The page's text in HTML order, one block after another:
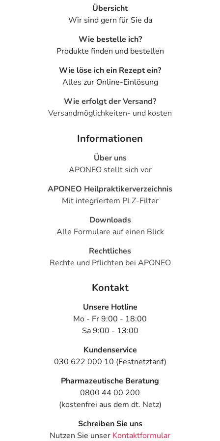
- Infektionen im Magen-Darm-Trakt
- Mundtrockenheit
- Missempfindungen
- Schlaflosigkeit
- Entzündungsreaktionen der Haut
- Wassereinlagerungen (Ödeme), vor allem an den
Beinen oder Armen
- Gutartige Geschwulst der Magenschleimhaut
- Frakturen des Handgelenks
- Drehschwindel
Bemerken Sie eine Befindlichkeitsstörung oder
an Ihren Arzt oder Apotheker.
Für die Information an dieser Stelle werden vor allem
Nebenwirkungen berücksichtigt, die bei mindestens
einem von 1.000 behandelten Patienten auftreten.
Personen Einzeldosis
Refluxösophagitis:
Jugendliche
ab 12
1 Kapsel
Übersicht
Wir sind gern für Sie da
Wie bestelle ich?
Produkte finden und bestellen
Wie löse ich ein Rezept ein?
Alles zur Online-Einlösung
Wie erfolgt der Versand?
Versandmöglichkeiten- und kosten
Informationen
Über uns
APONEO stellt sich vor
APONEO Heilpraktikerverzeichnis
Mit integriertem PLZ-Filter
Downloads
Alle Formulare auf einen Blick
Rechtliches
Rechte und Pflichten bei APONEO
Kontakt
Unsere Hotline
Mo - Fr 9:00 - 18:00
Sa 9:00 - 13:00
Kundenservice
030 622 000 10 (Festnetztarif)
Pharmazeutische Beratung
0800 44 00 200
(kostenfrei aus dem dt. Netz)
Schreiben Sie uns
Nutzen Sie unser Kontaktformular